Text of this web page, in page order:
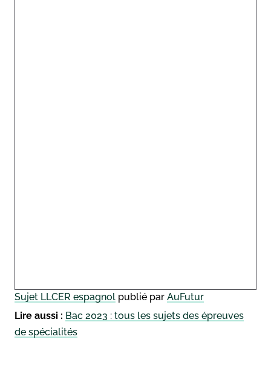
Sujet LLCER espagnol publié par AuFutur
Lire aussi : Bac 2023 : tous les sujets des épreuves
de spécialités